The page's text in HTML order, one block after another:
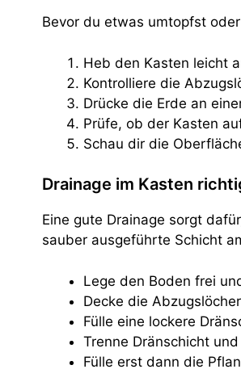
Bevor du etwas umtopfst
Heb den Kasten leicht
Kontrolliere die
Drücke die Erde an
Prüfe, ob der Kasten
Schau dir die
Drainage im Kasten
Eine gute Drainage sorgt
sauber ausgeführte Schicht
Lege den Boden frei
Decke die
Fülle eine lockere
Trenne Dränschicht
Fülle erst dann die